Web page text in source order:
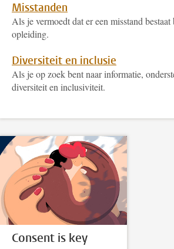
Misstanden
Als je vermoedt dat er een misstand
opleiding.
Diversiteit en inclusie
Als je op zoek bent naar informatie,
diversiteit en inclusiviteit.
Consent is key